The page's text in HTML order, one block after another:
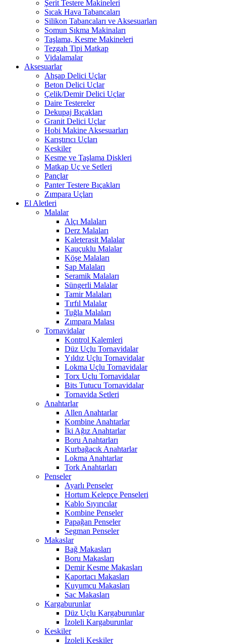
Şerit Testere Makineleri
Sıcak Hava Tabancaları
Silikon Tabancaları ve Aksesuarları
Somun Sıkma Makinaları
Taşlama, Kesme Makineleri
Tezgah Tipi Matkap
Vidalamalar
Aksesuarlar
Ahşap Delici Uçlar
Beton Delici Uçlar
Çelik/Demir Delici Uçlar
Daire Testereler
Dekupaj Bıçakları
Granit Delici Uçlar
Hobi Makine Aksesuarları
Karıştırıcı Uçları
Keskiler
Kesme ve Taşlama Diskleri
Matkap Uç ve Setleri
Pançlar
Panter Testere Bıçakları
Zımpara Uçları
El Aletleri
Malalar
Alçı Malaları
Derz Malaları
Kaleterasit Malalar
Kauçuklu Malalar
Köşe Malaları
Şap Malaları
Seramik Malaları
Süngerli Malalar
Tamir Malaları
Tırfıl Malalar
Tuğla Malaları
Zımpara Malası
Tornavidalar
Kontrol Kalemleri
Düz Uçlu Tornavidalar
Yıldız Uçlu Tornavidalar
Lokma Uçlu Tornavidalar
Torx Uçlu Tornavidalar
Bits Tutucu Tornavidalar
Tornavida Setleri
Anahtarlar
Allen Anahtarlar
Kombine Anahtarlar
İki Ağız Anahtarlar
Boru Anahtarları
Kurbağacık Anahtarlar
Lokma Anahtarlar
Tork Anahtarları
Penseler
Ayarlı Penseler
Hortum Kelepçe Penseleri
Kablo Sıyırıcılar
Kombine Penseler
Papağan Penseler
Segman Penseler
Makaslar
Bağ Makasları
Boru Makasları
Demir Kesme Makasları
Kaportacı Makasları
Kuyumcu Makasları
Sac Makasları
Kargaburunlar
Düz Uçlu Kargaburunlar
İzoleli Kargaburunlar
Keskiler
İzoleli Keskiler